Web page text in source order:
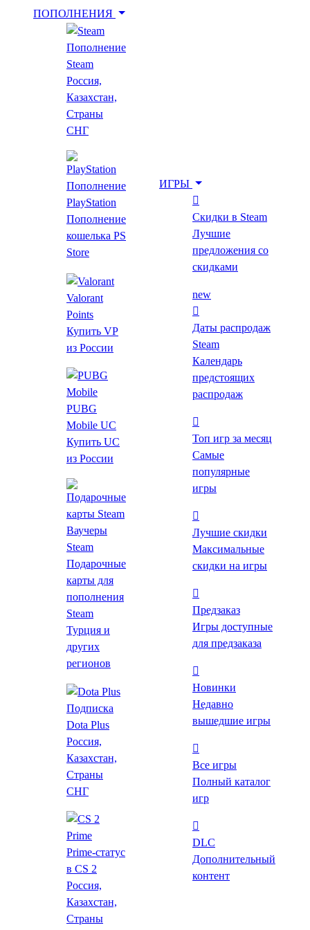
ПОПОЛНЕНИЯ
Пополнение
Steam
Россия,
Казахстан,
Страны
СНГ
Пополнение
PlayStation
Пополнение
кошелька PS
Store
Valorant
Points
Купить VP
из России
PUBG
Mobile UC
Купить UC
из России
Ваучеры
Steam
Подарочные
карты для
пополнения
Steam
Турция и
других
регионов
Подписка
Dota Plus
Россия,
Казахстан,
Страны
СНГ
Prime-статус
в CS 2
Россия,
Казахстан,
Страны
ИГРЫ
Скидки в Steam
Лучшие
предложения со
скидками
new
Даты распродаж
Steam
Календарь
предстоящих
распродаж
Топ игр за месяц
Самые
популярные
игры
Лучшие скидки
Максимальные
скидки на игры
Предзаказ
Игры доступные
для предзаказа
Новинки
Недавно
вышедшие игры
Все игры
Полный каталог
игр
DLC
Дополнительный
контент
Укажи игру для поиска лучшей цены
Показать фильтр
Главная
Popcannibal
Popcannibal
Топ за месяцnew
Предзаказ Новинки Выгодные скидки
Цена
Жанр
Экшены
Инди
Стратегии
Приключенческие
Казуальные
Симуляторы
Гонки
Спортивные
Многопользовательские
Теги
Платформа
Windows
MAC
Linux
Режим игры
Для одного игрока
Для нескольких игроков
Против игроков
Против игроков (по сети)